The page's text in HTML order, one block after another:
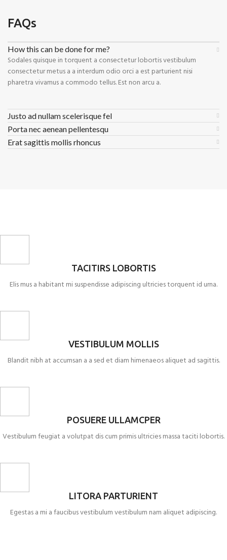
FAQs
How this can be done for me?
Sodales quisque in torquent a consectetur lobortis vestibulum
consectetur metus a a interdum odio orci a est parturient nisi
pharetra vivamus a commodo tellus. Est non arcu a.
Justo ad nullam scelerisque fel
Porta nec aenean pellentesqu
Erat sagittis mollis rhoncus
TACITIRS LOBORTIS
Elis mus a habitant mi suspendisse adipiscing ultricies torquent id urna.
VESTIBULUM MOLLIS
Blandit nibh at accumsan a a sed et diam himenaeos aliquet ad sagittis.
POSUERE ULLAMCPER
Vestibulum feugiat a volutpat dis cum primis ultricies massa taciti lobortis.
LITORA PARTURIENT
Egestas a mi a faucibus vestibulum vestibulum nam aliquet adipiscing.